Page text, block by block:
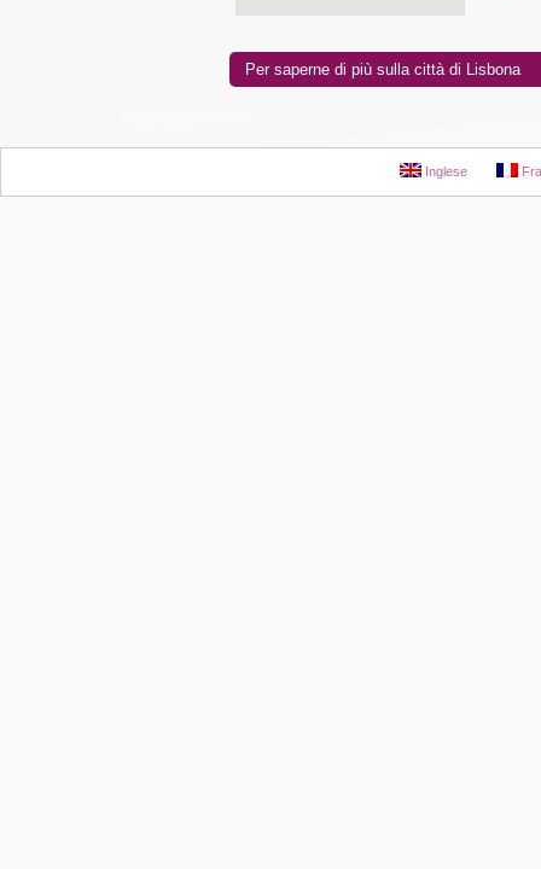
Per saperne di più sulla città di Lisbona
Inglese